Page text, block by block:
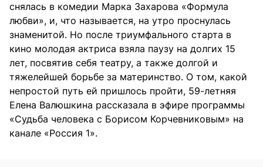
снялась в комедии Марка Захарова «Формула
любви», и, что называется, на утро проснулась
знаменитой. Но после триумфального старта в
кино молодая актриса взяла паузу на долгих 15
лет, посвятив себя театру, а также долгой и
тяжелейшей борьбе за материнство. О том, какой
непростой путь ей пришлось пройти, 59-летняя
Елена Валюшкина рассказала в эфире программы
«Судьба человека с Борисом Корчевниковым» на
канале «Россия 1».